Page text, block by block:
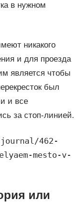
в нужном
никакого
и для проезда
является чтобы
был
и все
за стоп-линией.
462-
mesto-v-
или